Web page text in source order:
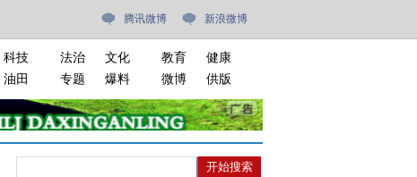
腾讯微博 新浪微博
科技
油田
法治
文化
专题
爆料
教育
健康
微博
供版